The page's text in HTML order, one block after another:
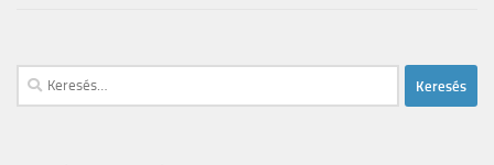
Keresés: